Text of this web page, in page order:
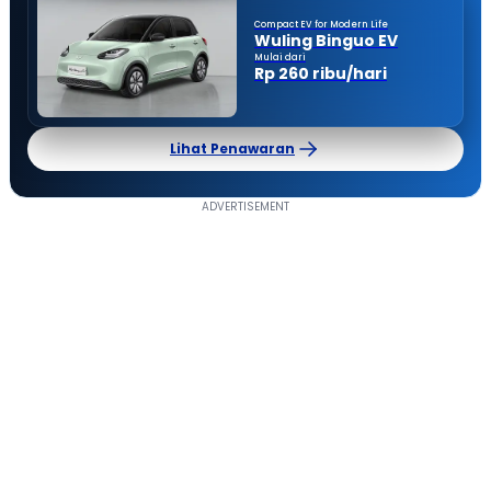
Compact EV for Modern Life
Wuling Binguo EV
Mulai dari
Rp 260 ribu/hari
Lihat Penawaran